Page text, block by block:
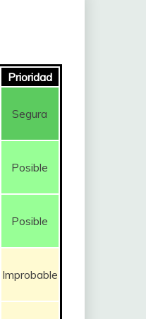
Prioridad
Segura
Posible
Posible
Improbable